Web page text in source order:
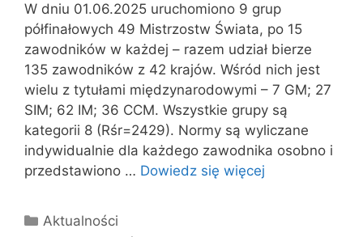
W dniu 01.06.2025 uruchomiono 9 grup
półfinałowych 49 Mistrzostw Świata, po 15
zawodników w każdej – razem udział bierze
135 zawodników z 42 krajów. Wśród nich jest
wielu z tytułami międzynarodowymi – 7 GM; 27
SIM; 62 IM; 36 CCM. Wszystkie grupy są
kategorii 8 (Rśr=2429). Normy są wyliczane
indywidualnie dla każdego zawodnika osobno i
przedstawiono … Dowiedz się więcej
Kategorie
Aktualności